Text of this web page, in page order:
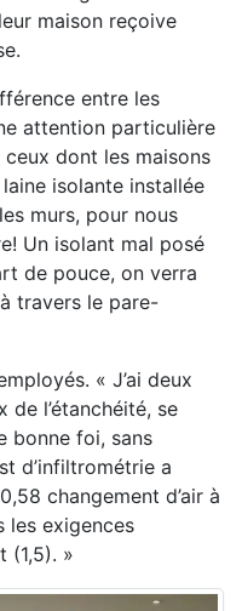
maison reçoive
entre les
attention particulière
ceux dont les maisons
isolante installée
murs, pour nous
Un isolant mal posé
de pouce, on verra
travers le pare-
« J’ai deux
de l’étanchéité, se
bonne foi, sans
d’infiltrométrie a
changement d’air à
les exigences
(1,5). »